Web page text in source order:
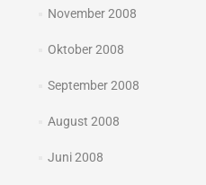
November 2008
Oktober 2008
September 2008
August 2008
Juni 2008